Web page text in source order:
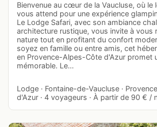
Bienvenue au cœur de la Vaucluse, où le
vous attend pour une expérience
Le Lodge Safari, avec son ambiance
architecture rustique, vous invite à vous
nature tout en profitant du confort
soyez en famille ou entre amis, cet
en Provence-Alpes-Côte d'Azur promet
mémorable. Le…
Lodge · Fontaine-de-Vaucluse ·
d'Azur · 4 voyageurs · À partir de 90 € /